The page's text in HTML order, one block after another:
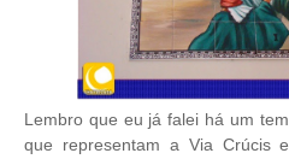
Lembro que eu já falei há um
que representam a Via Crúcis